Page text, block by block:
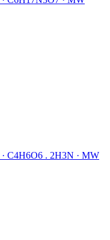
· C4H6O6 . 2H3N · MW